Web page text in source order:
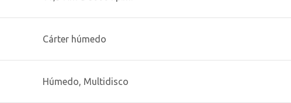
Cárter húmedo
Húmedo, Multidisco